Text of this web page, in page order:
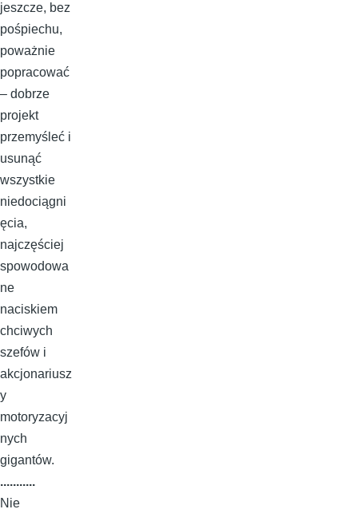
jeszcze, bez
pośpiechu,
poważnie
popracować
– dobrze
projekt
przemyśleć i
usunąć
wszystkie
niedociągni
ęcia,
najczęściej
spowodowa
ne
naciskiem
chciwych
szefów i
akcjonariusz
y
motoryzacyj
nych
gigantów.
...........
Nie